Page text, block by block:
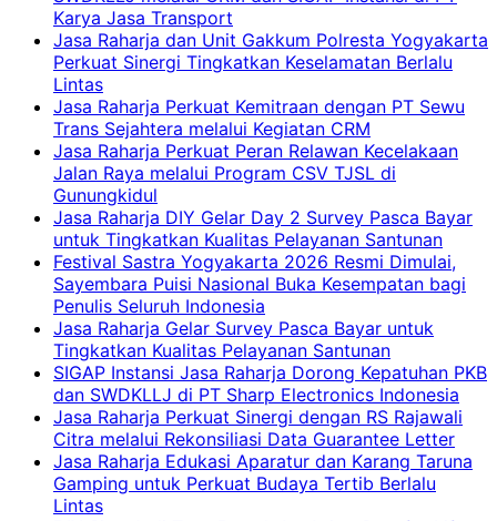
Karya Jasa Transport
Jasa Raharja dan Unit Gakkum Polresta Yogyakarta
Perkuat Sinergi Tingkatkan Keselamatan Berlalu
Lintas
Jasa Raharja Perkuat Kemitraan dengan PT Sewu
Trans Sejahtera melalui Kegiatan CRM
Jasa Raharja Perkuat Peran Relawan Kecelakaan
Jalan Raya melalui Program CSV TJSL di
Gunungkidul
Jasa Raharja DIY Gelar Day 2 Survey Pasca Bayar
untuk Tingkatkan Kualitas Pelayanan Santunan
Festival Sastra Yogyakarta 2026 Resmi Dimulai,
Sayembara Puisi Nasional Buka Kesempatan bagi
Penulis Seluruh Indonesia
Jasa Raharja Gelar Survey Pasca Bayar untuk
Tingkatkan Kualitas Pelayanan Santunan
SIGAP Instansi Jasa Raharja Dorong Kepatuhan PKB
dan SWDKLLJ di PT Sharp Electronics Indonesia
Jasa Raharja Perkuat Sinergi dengan RS Rajawali
Citra melalui Rekonsiliasi Data Guarantee Letter
Jasa Raharja Edukasi Aparatur dan Karang Taruna
Gamping untuk Perkuat Budaya Tertib Berlalu
Lintas